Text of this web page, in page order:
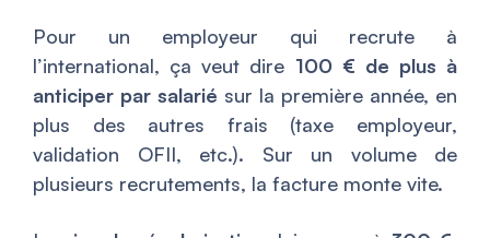
Pour un employeur qui recrute à
l’international, ça veut dire 100 € de plus à
anticiper par salarié sur la première année, en
plus des autres frais (taxe employeur,
validation OFII, etc.). Sur un volume de
plusieurs recrutements, la facture monte vite.